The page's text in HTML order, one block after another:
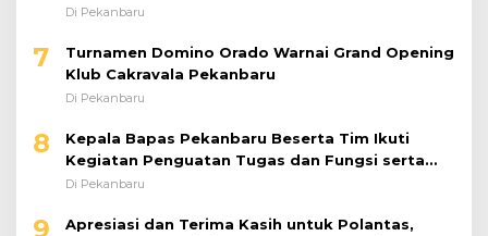
Perkuat Kinerja Satuan
Di Pekanbaru
7
Turnamen Domino Orado Warnai Grand Opening
Klub Cakravala Pekanbaru
Di Pekanbaru
8
Kepala Bapas Pekanbaru Beserta Tim Ikuti
Kegiatan Penguatan Tugas dan Fungsi serta
Paparan Penempatan WBP ke Lapas Terbuka
Di Pekanbaru
9
Apresiasi dan Terima Kasih untuk Polantas,